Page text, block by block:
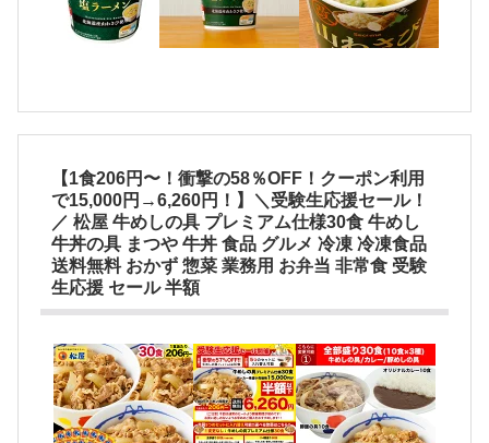
【1食206円〜！衝撃の58％OFF！クーポン利用
で15,000円→6,260円！】＼受験生応援セール！
／ 松屋 牛めしの具 プレミアム仕様30食 牛めし
牛丼の具 まつや 牛丼 食品 グルメ 冷凍 冷凍食品
送料無料 おかず 惣菜 業務用 お弁当 非常食 受験
生応援 セール 半額